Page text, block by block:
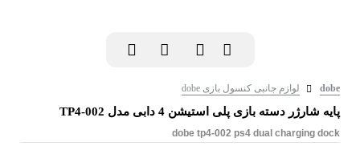
dobe لوازم جانبی کنسول بازی dobe
پایه شارژر دسته بازی پلی استیشن 4 دابی مدل TP4-002
dobe tp4-002 ps4 dual charging dock